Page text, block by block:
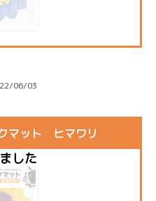
06/03
マット ヒマワリ